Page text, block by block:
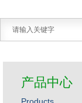
产品中心